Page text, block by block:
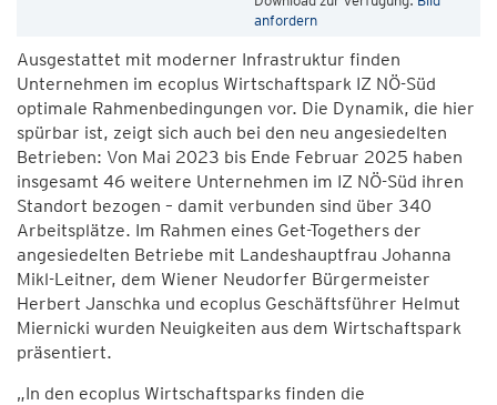
anfordern
Ausgestattet mit moderner Infrastruktur finden
Unternehmen im ecoplus Wirtschaftspark IZ NÖ-Süd
optimale Rahmenbedingungen vor. Die Dynamik, die hier
spürbar ist, zeigt sich auch bei den neu angesiedelten
Betrieben: Von Mai 2023 bis Ende Februar 2025 haben
insgesamt 46 weitere Unternehmen im IZ NÖ-Süd ihren
Standort bezogen – damit verbunden sind über 340
Arbeitsplätze. Im Rahmen eines Get-Togethers der
angesiedelten Betriebe mit Landeshauptfrau Johanna
Mikl-Leitner, dem Wiener Neudorfer Bürgermeister
Herbert Janschka und ecoplus Geschäftsführer Helmut
Miernicki wurden Neuigkeiten aus dem Wirtschaftspark
präsentiert.
„In den ecoplus Wirtschaftsparks finden die